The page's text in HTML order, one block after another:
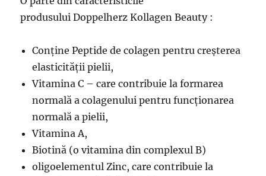
produsului Doppelherz Kollagen Beauty :
Conține Peptide de colagen pentru creșterea
elasticității pielii,
Vitamina C – care contribuie la formarea
normală a colagenului pentru funcționarea
normală a pielii,
Vitamina A,
Biotină (o vitamina din complexul B)
oligoelementul Zinc, care contribuie la